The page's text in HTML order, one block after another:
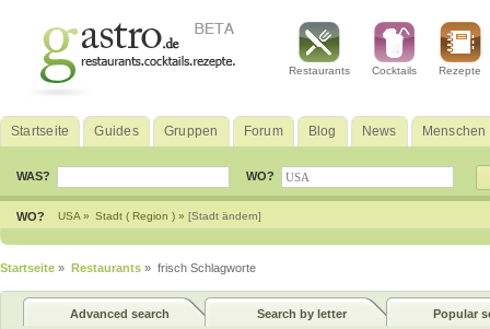
Restaurants Cocktails Rezepte
Startseite Guides Gruppen Forum Blog News Menschen
WAS? WO?
WO? USA » Stadt ( Region ) » [Stadt ändern]
Startseite » Restaurants » frisch Schlagworte
Advanced search Search by letter Popular